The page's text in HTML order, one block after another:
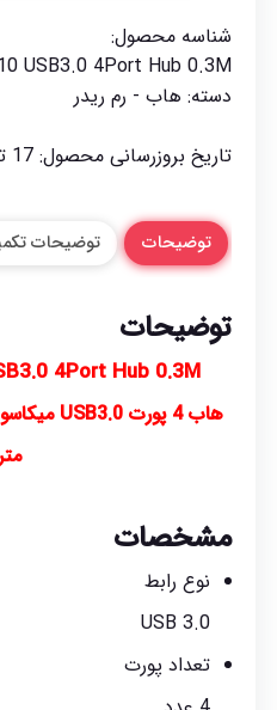
شناسه محصول:
USB3.0 4Port Hub 0.3M
دسته: هاب - رم ریدر
تاریخ بروزرسانی محصول: 17 تیر 1405
توضیحات توضیحات
توضیحات
4Port Hub 0.3M
مشخصات
نوع رابط
USB 3.0
تعداد پورت